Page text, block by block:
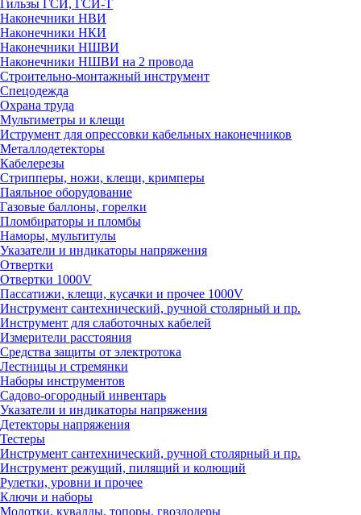
Гильзы ГСИ, ГСИ-Т
Наконечники НВИ
Наконечники НКИ
Наконечники НШВИ
Наконечники НШВИ на 2 провода
Строительно-монтажный инструмент
Спецодежда
Охрана труда
Мультиметры и клещи
Иструмент для опрессовки кабельных наконечников
Металлодетекторы
Кабелерезы
Стрипперы, ножи, клещи, кримперы
Паяльное оборудование
Газовые баллоны, горелки
Пломбираторы и пломбы
Наморы, мультитулы
Указатели и индикаторы напряжения
Отвертки
Отвертки 1000V
Пассатижи, клещи, кусачки и прочее 1000V
Инструмент сантехнический, ручной столярный и пр.
Инструмент для слаботочных кабелей
Измерители расстояния
Средства защиты от электротока
Лестницы и стремянки
Наборы инструментов
Садово-огородный инвентарь
Указатели и индикаторы напряжения
Детекторы напряжения
Тестеры
Инструмент сантехнический, ручной столярный и пр.
Инструмент режущий, пилящий и колющий
Рулетки, уровни и прочее
Ключи и наборы
Молотки, кувалды, топоры, гвоздодеры